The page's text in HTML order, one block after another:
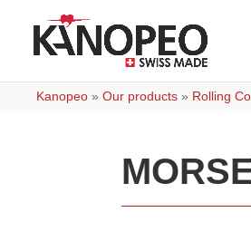
Kanopeo » Our products » Rolling